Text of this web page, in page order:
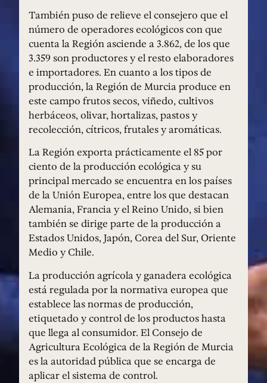
También puso de relieve el consejero que el
número de operadores ecológicos con que
cuenta la Región asciende a 3.862, de los que
3.359 son productores y el resto elaboradores
e importadores. En cuanto a los tipos de
producción, la Región de Murcia produce en
este campo frutos secos, viñedo, cultivos
herbáceos, olivar, hortalizas, pastos y
recolección, cítricos, frutales y aromáticas.
La Región exporta prácticamente el 85 por
ciento de la producción ecológica y su
principal mercado se encuentra en los países
de la Unión Europea, entre los que destacan
Alemania, Francia y el Reino Unido, si bien
también se dirige parte de la producción a
Estados Unidos, Japón, Corea del Sur, Oriente
Medio y Chile.
La producción agrícola y ganadera ecológica
está regulada por la normativa europea que
establece las normas de producción,
etiquetado y control de los productos hasta
que llega al consumidor. El Consejo de
Agricultura Ecológica de la Región de Murcia
es la autoridad pública que se encarga de
aplicar el sistema de control.